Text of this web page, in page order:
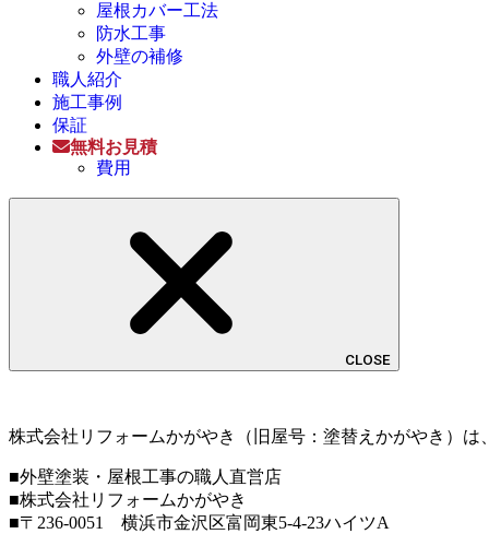
屋根カバー工法
防水工事
外壁の補修
職人紹介
施工事例
保証
無料お見積
費用
CLOSE
株式会社リフォームかがやき（旧屋号：塗替えかがやき）は
■外壁塗装・屋根工事の職人直営店
■株式会社リフォームかがやき
■〒236-0051 横浜市金沢区富岡東5-4-23ハイツA